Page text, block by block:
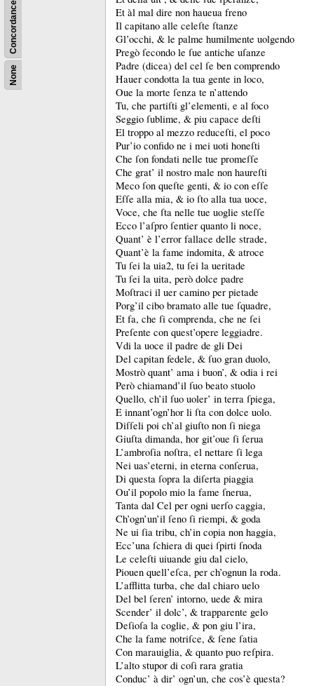
None
Concordance
Et àl mal dire non haueua freno
Il capitano alle celeſte ſtanze
Gl’occhi, & le palme humilmente uolgendo
Pregò ſecondo le ſue antiche uſanze
Padre (dicea) del cel ſe ben comprendo
Hauer condotta la tua gente in loco,
Oue la morte ſenza te n’attendo
Tu, che partiſti gl’elementi, e al foco
Seggio ſublime, & piu capace deſti
El troppo al mezzo reduceſti, el poco
Pur’io confido ne i mei uoti honeſti
Che ſon fondati nelle tue promeſſe
Che grat’ il nostro male non haureſti
Meco ſon queſte genti, & io con eſſe
Eſſe alla mia, & io ſto alla tua uoce,
Voce, che ſta nelle tue uoglie steſſe
Ecco l’aſpro ſentier quanto li noce,
Quant’ è l’error fallace delle strade,
Quant’è la fame indomita, & atroce
Tu ſei la uia2, tu ſei la ueritade
Tu ſei la uita, però dolce padre
Moſtraci il uer camino per pietade
Porg’il cibo bramato alle tue ſquadre,
Et fa, che ſi comprenda, che ne ſei
Preſente con quest’opere leggiadre.
Vdi la uoce il padre de gli Dei
Del capitan fedele, & ſuo gran duolo,
Mostrò quant’ ama i buon’, & odia i rei
Però chiamand’il ſuo beato stuolo
Quello, ch’il ſuo uoler’ in terra ſpiega,
E innant’ogn’hor li ſta con dolce uolo.
Diſſeli poi ch’al giuſto non ſi niega
Giuſta dimanda, hor git’oue ſi ſerua
L’ambroſia noſtra, el nettare ſi lega
Nei uas’eterni, in eterna conſerua,
Di questa ſopra la diſerta piaggia
Ou’il popolo mio la fame ſnerua,
Tanta dal Cel per ogni uerſo caggia,
Ch’ogn’un’il ſeno ſi riempi, & goda
Ne ui ſia tribu, ch’in copia non haggia,
Ecc’una ſchiera di quei ſpirti ſnoda
Le celeſti uiuande giu dal cielo,
Piouen quell’eſca, per ch’ognun la roda.
L’afflitta turba, che dal chiaro uelo
Del bel ſeren’ intorno, uede & mira
Scender’ il dolc’, & trapparente gelo
Deſioſa la coglie, & pon giu l’ira,
Che la fame notriſce, & ſene ſatia
Con marauiglia, & quanto puo reſpira.
L’alto stupor di coſi rara gratia
Conduc’ à dir’ ogn’un, che cos’è questa?